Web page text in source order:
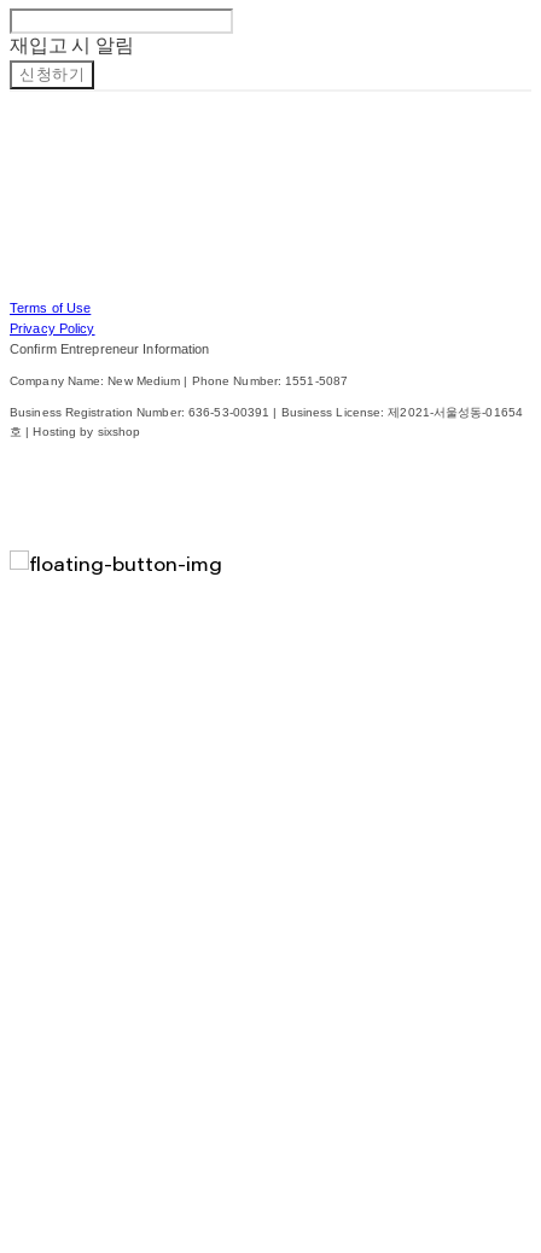
재입고 시 알림
신청하기
Terms of Use
Privacy Policy
Confirm Entrepreneur Information
Company Name: New Medium | Phone Number: 1551-5087
Business Registration Number: 636-53-00391 | Business License:제2021-서울성동-01654
호 | Hosting by sixshop